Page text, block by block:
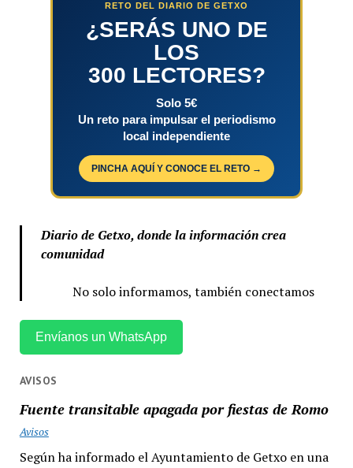
RETO DEL DIARIO DE GETXO
¿SERÁS UNO DE
LOS
300 LECTORES?
Solo 5€
Un reto para impulsar el periodismo
local independiente
PINCHA AQUÍ Y CONOCE EL RETO →
Diario de Getxo, donde la información crea
comunidad
No solo informamos, también conectamos
Envíanos un WhatsApp
AVISOS
Fuente transitable apagada por fiestas de Romo
Avisos
Según ha informado el Ayuntamiento de Getxo en una